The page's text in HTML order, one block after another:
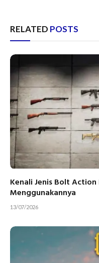
RELATED POSTS
Kenali Jenis Bolt Action
Menggunakannya
13/07/2026